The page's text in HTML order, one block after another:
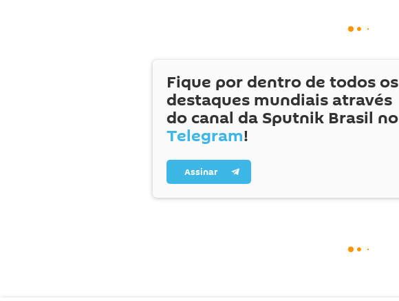
Fique por dentro de todos os
destaques mundiais através
do canal da Sputnik Brasil no
Telegram!
Assinar